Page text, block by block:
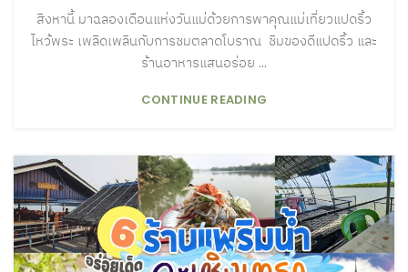
สิงหานี้ มาฉลองเดือนแห่งวันแม่ด้วยการพาคุณแม่เที่ยวแปดริ้ว
ไหว้พระ เพลิดเพลินกับการชมตลาดโบราณ ชิมของดีแปดริ้ว และ
ร้านอาหารแสนอร่อย ...
CONTINUE READING